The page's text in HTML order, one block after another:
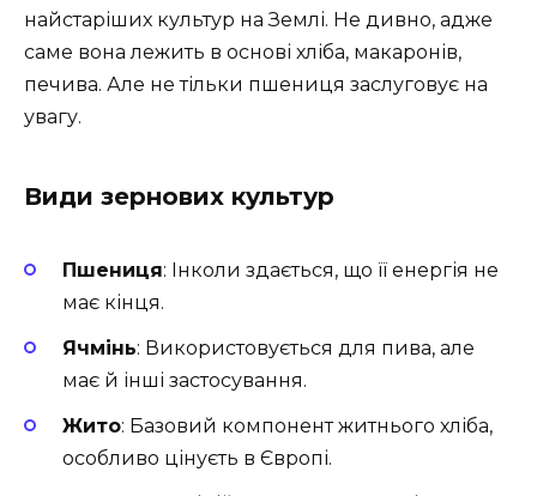
найстаріших культур на Землі. Не дивно, адже
саме вона лежить в основі хліба, макаронів,
печива. Але не тільки пшениця заслуговує на
увагу.
Види зернових культур
Пшениця: Інколи здається, що її енергія не
має кінця.
Ячмінь: Використовується для пива, але
має й інші застосування.
Жито: Базовий компонент житнього хліба,
особливо цінуєть в Європі.